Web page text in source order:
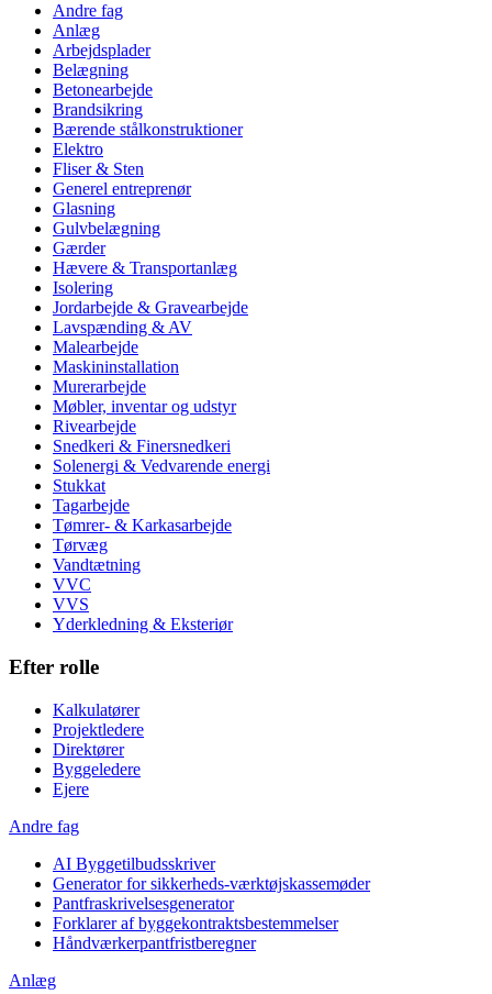
Andre fag
Anlæg
Arbejdsplader
Belægning
Betonearbejde
Brandsikring
Bærende stålkonstruktioner
Elektro
Fliser & Sten
Generel entreprenør
Glasning
Gulvbelægning
Gærder
Hævere & Transportanlæg
Isolering
Jordarbejde & Gravearbejde
Lavspænding & AV
Malearbejde
Maskininstallation
Murerarbejde
Møbler, inventar og udstyr
Rivearbejde
Snedkeri & Finersnedkeri
Solenergi & Vedvarende energi
Stukkat
Tagarbejde
Tømrer- & Karkasarbejde
Tørvæg
Vandtætning
VVC
VVS
Yderkledning & Eksteriør
Efter rolle
Kalkulatører
Projektledere
Direktører
Byggeledere
Ejere
Andre fag
AI Byggetilbudsskriver
Generator for sikkerheds-værktøjskassemøder
Pantfraskrivelsesgenerator
Forklarer af byggekontraktsbestemmelser
Håndværkerpantfristberegner
Anlæg